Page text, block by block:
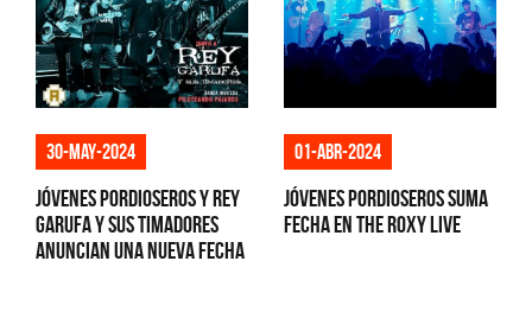
30-may-2024
Jóvenes Pordioseros y Rey
Garufa y Sus Timadores
anuncian una nueva fecha
01-abr-2024
Jóvenes Pordioseros suma
fecha en The Roxy Live